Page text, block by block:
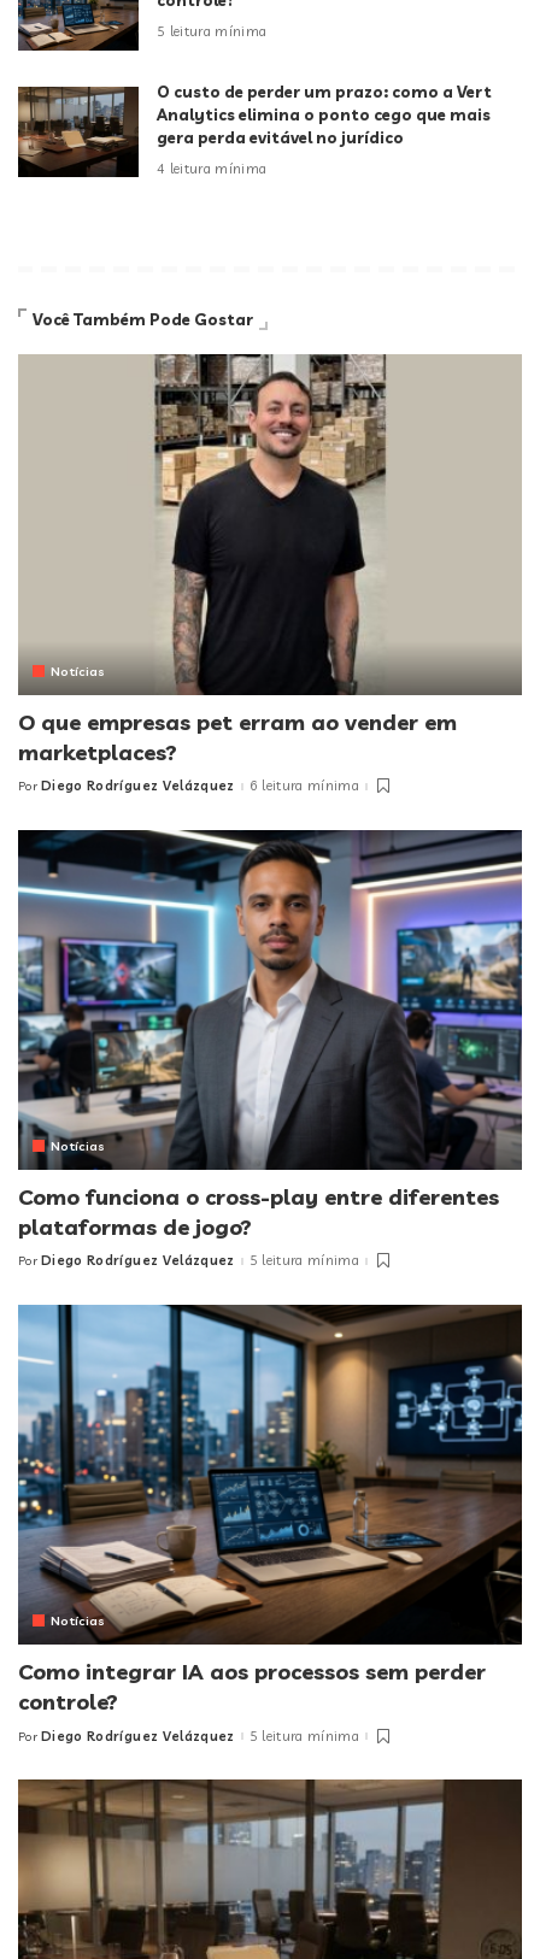
5 leitura mínima
O custo de perder um prazo: como a Vert
Analytics elimina o ponto cego que mais
gera perda evitável no jurídico
4 leitura mínima
Você Também Pode Gostar
Notícias
O que empresas pet erram ao vender em
marketplaces?
Posted
Por Diego Rodríguez Velázquez 6 leitura mínima
Notícias
Como funciona o cross-play entre diferentes
plataformas de jogo?
Posted
Por Diego Rodríguez Velázquez 5 leitura mínima
Notícias
Como integrar IA aos processos sem perder
controle?
Posted
Por Diego Rodríguez Velázquez 5 leitura mínima